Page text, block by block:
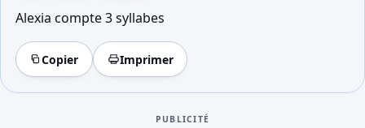
Alexia compte 3 syllabes
Copier Imprimer
PUBLICITÉ